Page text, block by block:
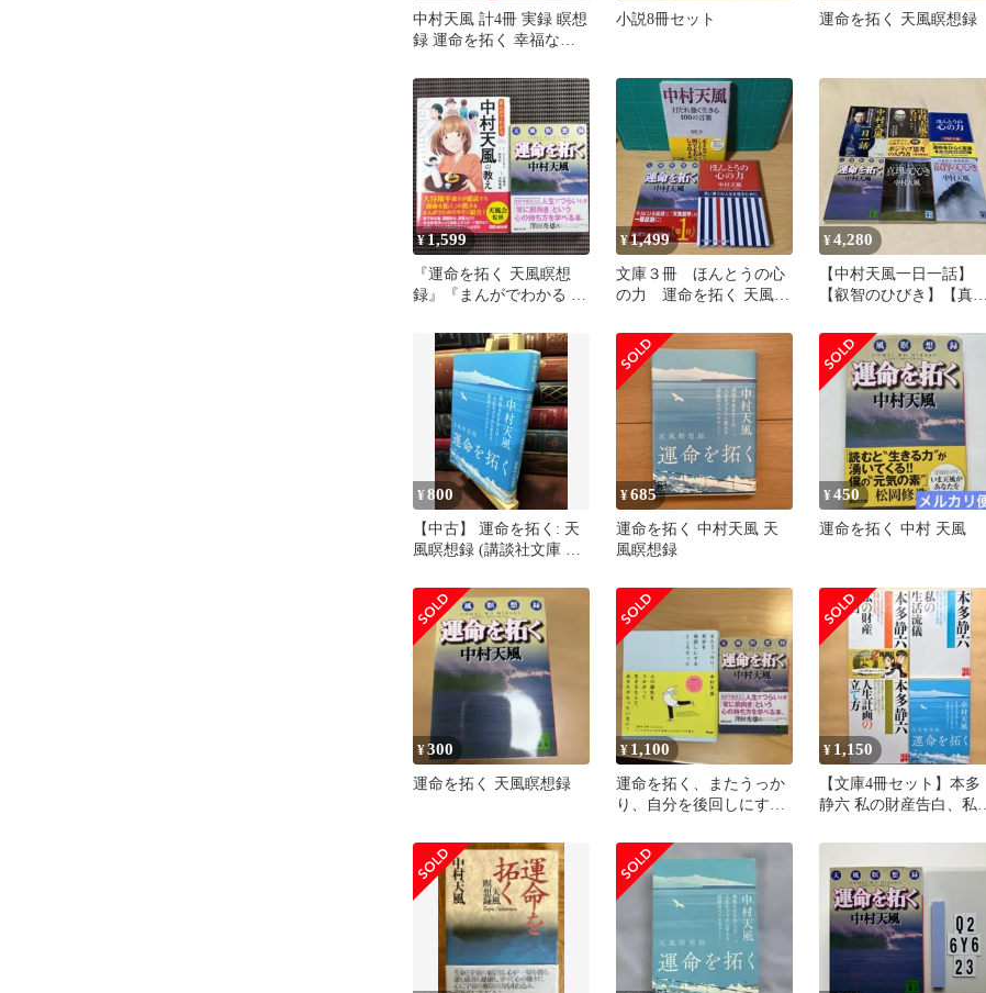
中村天風 計4冊 実録 瞑想
録 運命を拓く 幸福なる
小説8冊セット 運命を拓く 天風瞑想録
¥1,599
『運命を拓く 天風瞑想
録』『まんがでわかる 中
¥1,499
文庫３冊 ほんとうの心
の力 運命を拓く 天風瞑
100の言葉
¥4,280
【中村天風一日一話】
【叡智のひびき】【真理
く】他6冊セット
¥800
【中古】 運命を拓く: 天
風瞑想録 (講談社文庫 な
村 天風 080007
¥685
運命を拓く 中村天風 天
風瞑想録
¥450
運命を拓く 中村 天風
¥300
運命を拓く 天風瞑想録
¥ 1,100
運命を拓く、またうっか
り、自分を後回しにする
冊セット
¥ 1,150
【文庫4冊セット】本多
静六 私の財産告白、私の
て方、他